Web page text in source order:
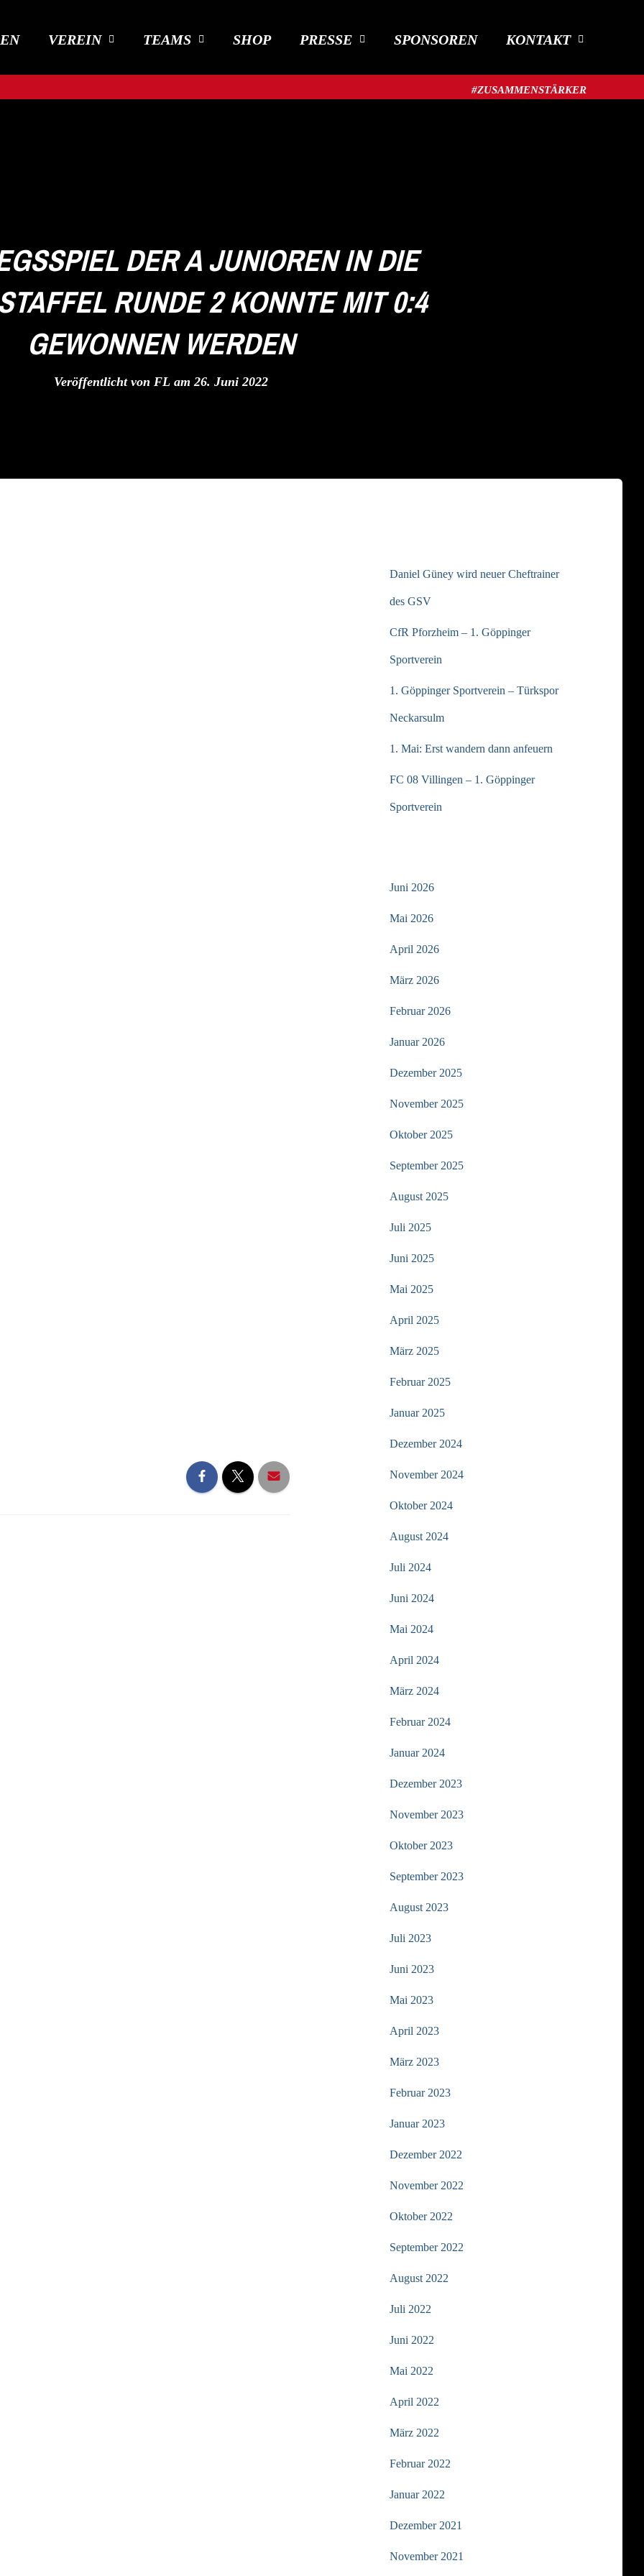
VEREIN TEAMS SHOP PRESSE SPONSOREN KONTAKT
#ZUSAMMENSTÄRKER​
DER A JUNIOREN IN DIE
RUNDE 2 KONNTE MIT 0:4
GEWONNEN WERDEN
Veröffentlicht von FL am26. Juni 2022
Daniel Güney wird neuer Cheftrainer
des GSV
CfR Pforzheim – 1. Göppinger
Sportverein
1. Göppinger Sportverein – Türkspor
Neckarsulm
1. Mai: Erst wandern dann anfeuern
FC 08 Villingen – 1. Göppinger
Sportverein
Juni 2026
Mai 2026
April 2026
März 2026
Februar 2026
Januar 2026
Dezember 2025
November 2025
Oktober 2025
September 2025
August 2025
Juli 2025
Juni 2025
Mai 2025
April 2025
März 2025
Februar 2025
Januar 2025
Dezember 2024
November 2024
Oktober 2024
August 2024
Juli 2024
Juni 2024
Mai 2024
April 2024
März 2024
Februar 2024
Januar 2024
Dezember 2023
November 2023
Oktober 2023
September 2023
August 2023
Juli 2023
Juni 2023
Mai 2023
April 2023
März 2023
Februar 2023
Januar 2023
Dezember 2022
November 2022
Oktober 2022
September 2022
August 2022
Juli 2022
Juni 2022
Mai 2022
April 2022
März 2022
Februar 2022
Januar 2022
Dezember 2021
November 2021